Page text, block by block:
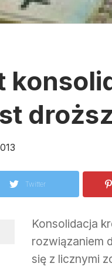
Twitter
Konsolidacja
rozwiązaniem
się z licznymi